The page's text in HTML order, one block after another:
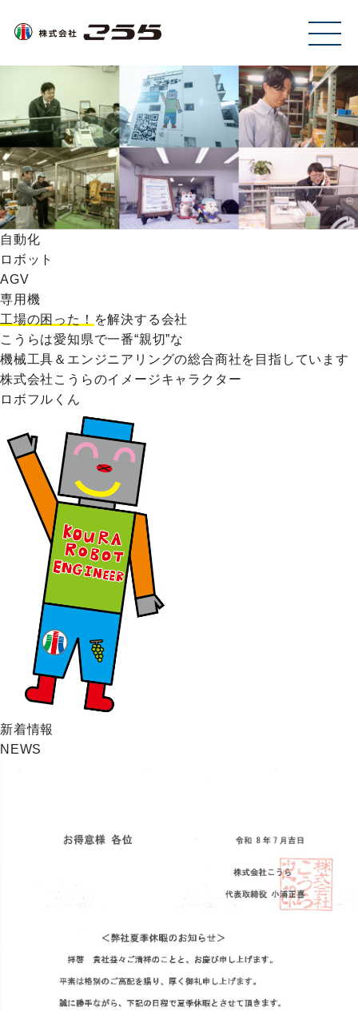
MEN
U
自動化
ロボット
AGV
専用機
工場の困った！ を解決する会社
こうらは愛知県で一番“親切”な
機械工具＆エンジニアリングの総合商社を目指しています
株式会社こうらのイメージキャラクター
ロボフルくん
新着情報
NEWS